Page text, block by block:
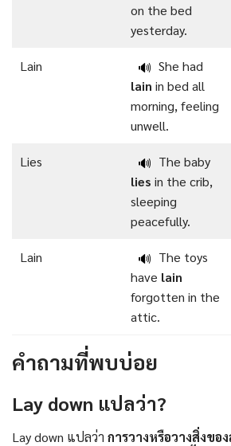
on the bed
yesterday.
Lain 🔊 She had
lain in bed all
morning, feeling
unwell.
Lies 🔊 The baby
lies in the crib,
sleeping
peacefully.
Lain 🔊 The toys
have lain
forgotten in the
attic.
คำถามที่พบบ่อย
Lay down แปลว่า?
Lay down แปลว่า การวางหรือวางสิ่งของ